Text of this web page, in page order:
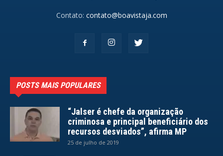
Contato: contato@boavistaja.com
POSTS MAIS POPULARES
“Jalser é chefe da organização
criminosa e principal beneficiário dos
recursos desviados”, afirma MP
25 de julho de 2019